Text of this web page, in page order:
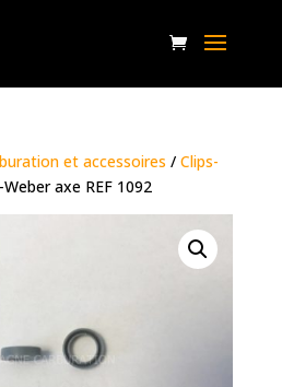
et accessoires / Clips-
axe REF 1092